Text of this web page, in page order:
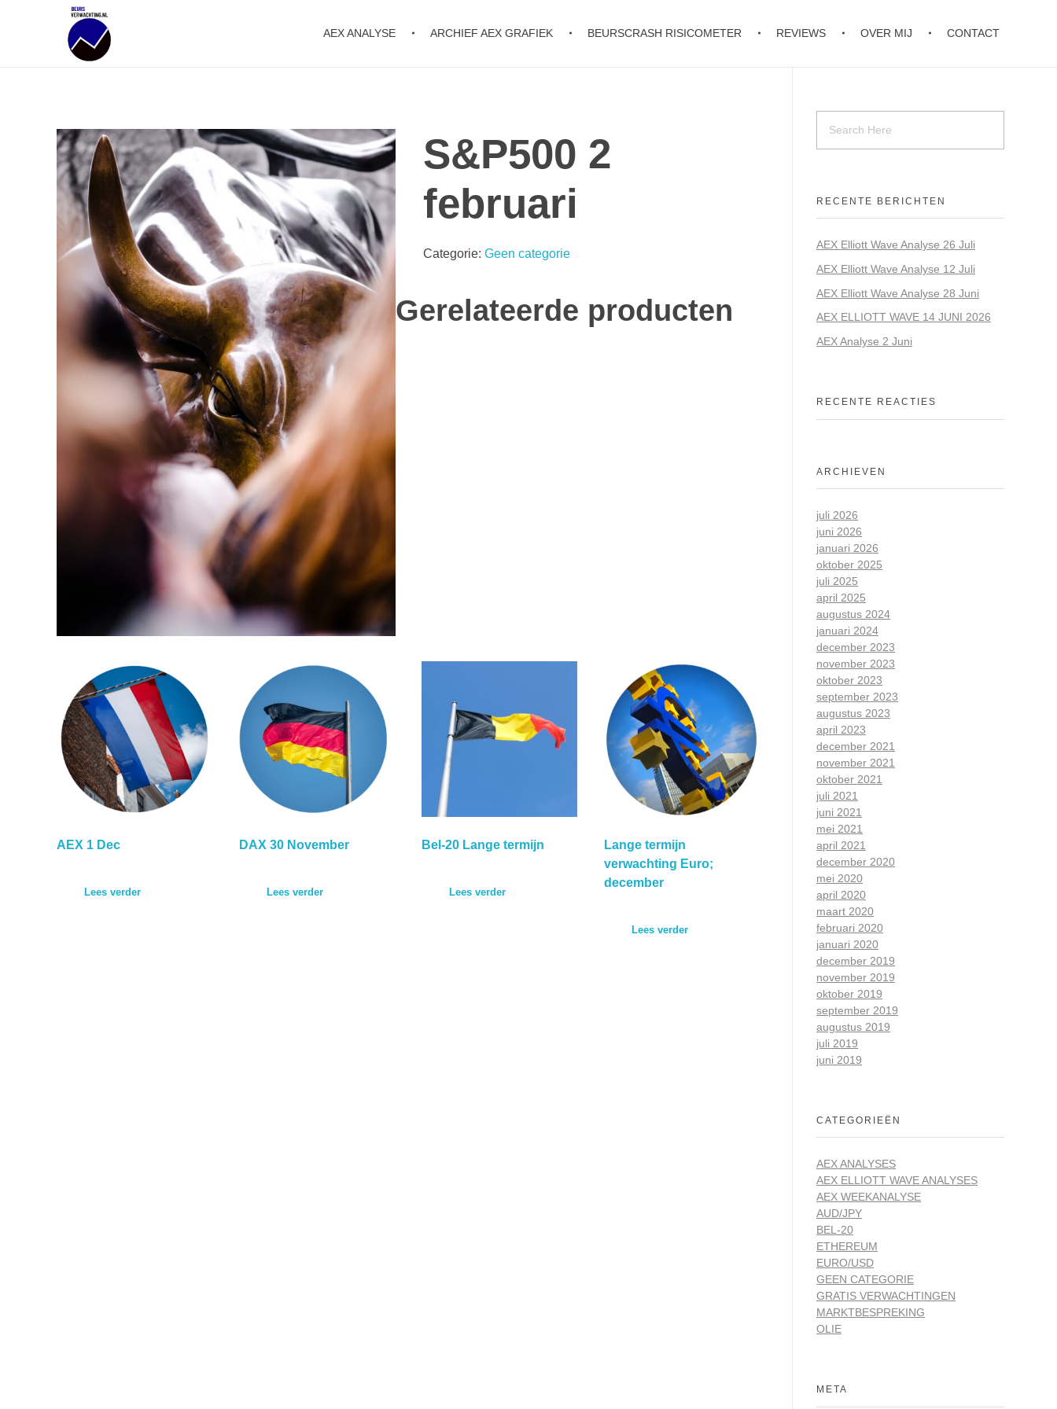
AEX ANALYSE ARCHIEF AEX GRAFIEK BEURSCRASH RISICOMETER REVIEWS OVER MIJ CONTACT
S&P500 2
februari
Categorie:Geen categorie
Gerelateerde producten
AEX 1 Dec
Lees verder
DAX 30 November
Lees verder
Bel-20 Lange termijn
Lees verder
Lange termijn
verwachting Euro;
december
Lees verder
RECENTE BERICHTEN
AEX Elliott Wave Analyse 26 Juli
AEX Elliott Wave Analyse 12 Juli
AEX Elliott Wave Analyse 28 Juni
AEX ELLIOTT WAVE 14 JUNI 2026
AEX Analyse 2 Juni
RECENTE REACTIES
ARCHIEVEN
juli 2026
juni 2026
januari 2026
oktober 2025
juli 2025
april 2025
augustus 2024
januari 2024
december 2023
november 2023
oktober 2023
september 2023
augustus 2023
april 2023
december 2021
november 2021
oktober 2021
juli 2021
juni 2021
mei 2021
april 2021
december 2020
mei 2020
april 2020
maart 2020
februari 2020
januari 2020
december 2019
november 2019
oktober 2019
september 2019
augustus 2019
juli 2019
juni 2019
CATEGORIEËN
AEX ANALYSES
AEX ELLIOTT WAVE ANALYSES
AEX WEEKANALYSE
AUD/JPY
BEL-20
ETHEREUM
EURO/USD
GEEN CATEGORIE
GRATIS VERWACHTINGEN
MARKTBESPREKING
OLIE
META